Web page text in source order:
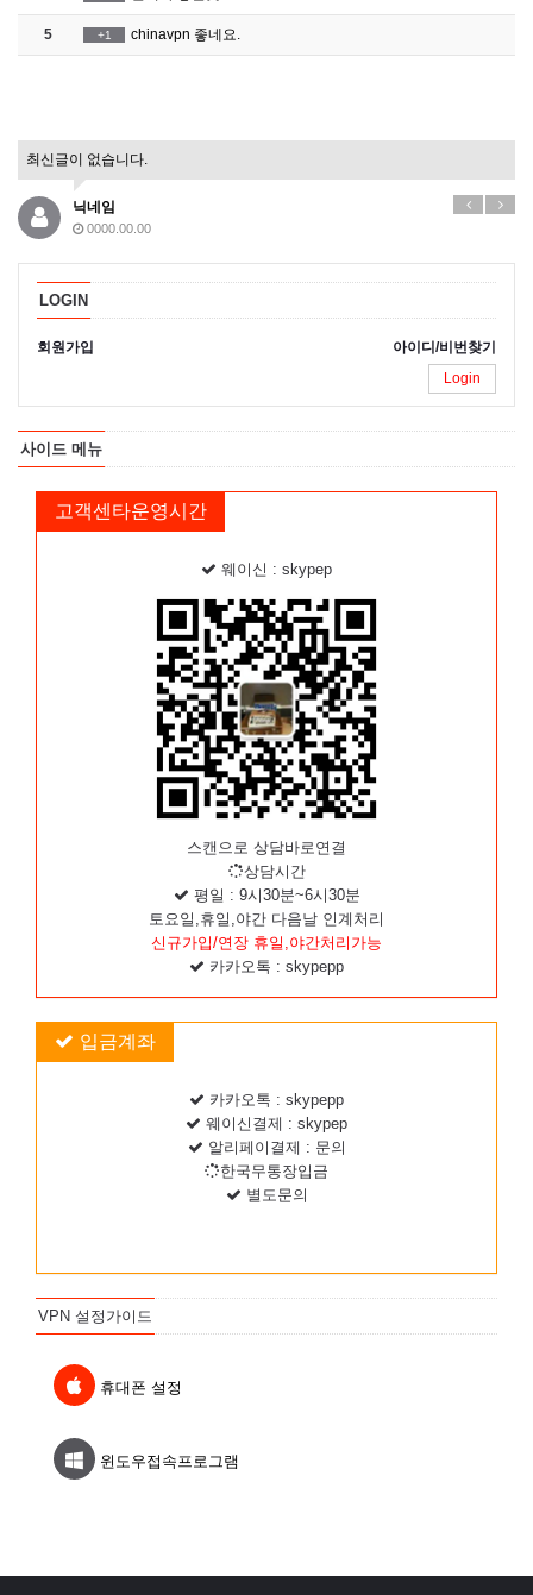
5 +1 chinavpn 좋네요.
최신글이 없습니다.
닉네임
0000.00.00
LOGIN
회원가입
아이디/비번찾기
Login
사이드 메뉴
고객센타운영시간
웨이신 : skypep
스캔으로 상담바로연결
상담시간
평일 : 9시30분~6시30분
토요일,휴일,야간 다음날 인계처리
신규가입/연장 휴일,야간처리가능
카카오톡 : skypepp
입금계좌
카카오톡 : skypepp
웨이신결제 : skypep
알리페이결제 : 문의
한국무통장입금
별도문의
VPN 설정가이드
휴대폰 설정
윈도우접속프로그램